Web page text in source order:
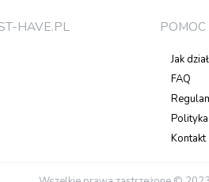
HAVE.PL POMOC
Jak
FAQ
Kontakt